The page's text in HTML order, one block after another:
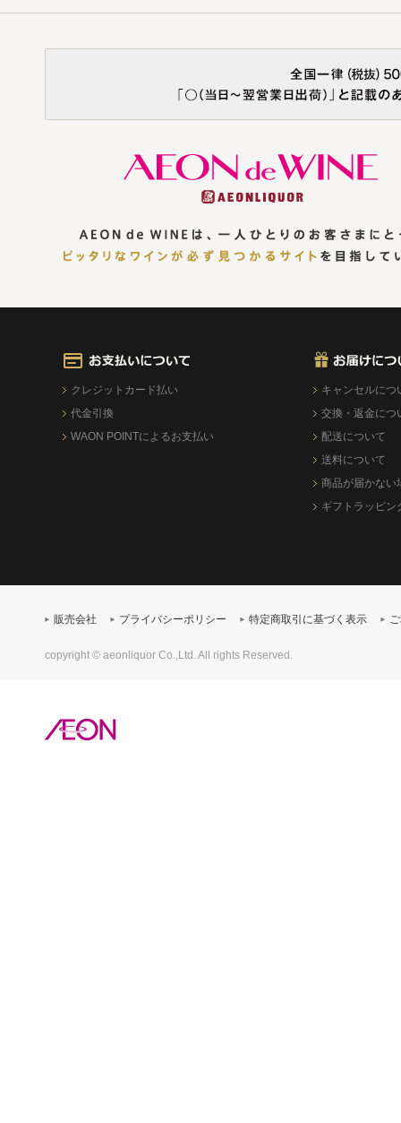
クレジットカード払い
代金引換
WAON POINTによるお支払い
キャンセルにつ
交換・返金につ
配送について
送料について
商品が届かない
ギフトラッピン
販売会社 プライバシーポリシー 特定商取引に基づく表示
copyright © aeonliquor Co.,Ltd. All rights Reserved.